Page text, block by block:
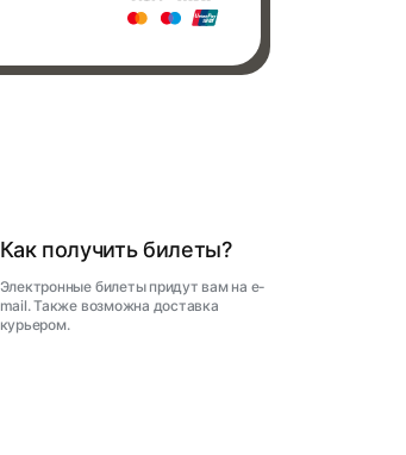
Как получить билеты?
Электронные билеты придут вам на e-
mail. Также возможна доставка
курьером.